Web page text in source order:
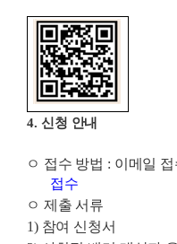
4. 신청 안내
ㅇ 접수 방법 : 이메일 접
접수
ㅇ 제출 서류
1) 참여 신청서